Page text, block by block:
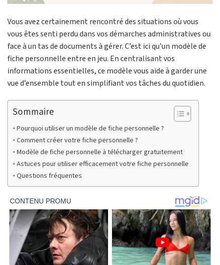
Vous avez certainement rencontré des situations où vous
vous êtes senti perdu dans vos démarches administratives ou
face à un tas de documents à gérer. C’est ici qu’un modèle de
fiche personnelle entre en jeu. En centralisant vos
informations essentielles, ce modèle vous aide à garder une
vue d’ensemble tout en simplifiant vos tâches du quotidien.
Sommaire
Pourquoi utiliser un modèle de fiche personnelle ?
Comment créer votre fiche personnelle ?
Modèle de fiche personnelle à télécharger gratuitement
Astuces pour utiliser efficacement votre fiche personnelle
Questions fréquentes